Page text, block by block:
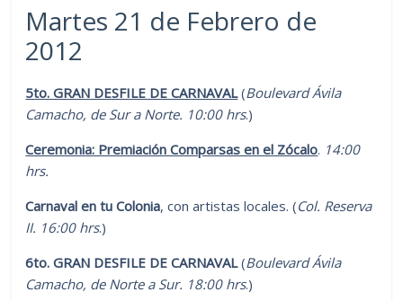
Martes 21 de Febrero de
2012
5to. GRAN DESFILE DE CARNAVAL(Boulevard Ávila
Camacho, de Sur a Norte. 10:00 hrs.)
Ceremonia: Premiación Comparsas en el Zócalo. 14:00
hrs.
Carnaval en tu Colonia, con artistas locales. (Col. Reserva
II. 16:00 hrs.)
6to. GRAN DESFILE DE CARNAVAL(Boulevard Ávila
Camacho, de Norte a Sur. 18:00 hrs.)